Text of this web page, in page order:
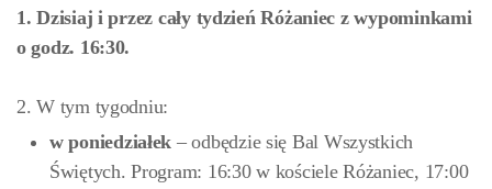
1. Dzisiaj i przez cały tydzień Różaniec z wypominkami
o godz. 16:30.
2. W tym tygodniu:
w poniedziałek – odbędzie się Bal Wszystkich
Świętych. Program: 16:30 w kościele Różaniec, 17:00